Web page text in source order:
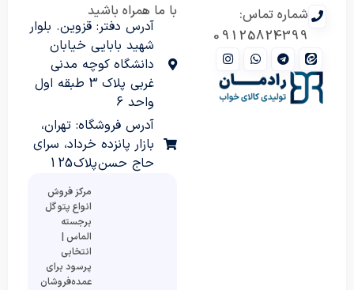
شماره تماس:
09125824399
با ما همراه باشید
آدرس دفتر: قزوین. بلوار
شهید بابایی خیابان
دانشگاه کوچه مدنی
غربی پلاک 3 طبقه اول
واحد 6
آدرس فروشگاه: تهران،
بازار پانزده خرداد، سرای
حاج حسن پلاک 125
مرکز فروش
انواع پتو گل
برجسته
الماس |
انتخابی
پرسود برای
عمده‌فروشان